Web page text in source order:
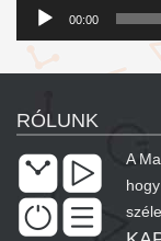
00:00
RÓLUNK
A